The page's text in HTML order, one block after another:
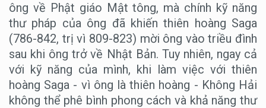
ông về Phật giáo Mật tông, mà chính kỹ năng
thư pháp của ông đã khiến thiên hoàng Saga
(786-842, trị vì 809-823) mời ông vào triều đình
sau khi ông trở về Nhật Bản. Tuy nhiên, ngay cả
với kỹ năng của mình, khi làm việc với thiên
hoàng Saga - vì ông là thiên hoàng - Không Hải
không thể phê bình phong cách và khả năng thư